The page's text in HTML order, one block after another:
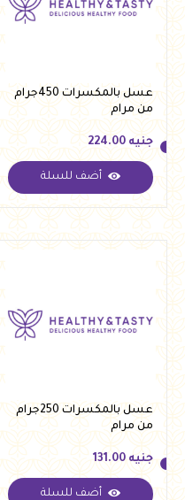
عسل بالمكسرات 450جرام
من مرام
جنيه
جنيه 224.00
أضف للسلة
عسل بالمكسرات 250جرام
من مرام
جنيه 131.00
أضف للسلة